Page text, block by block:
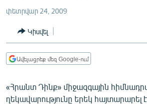
ՀԱՍԱՐԱԿՈՒԹՅՈՒՆ
ՏՆՏԵՍՈՒԹՅՈՒՆ
ՊԱՏԵՐԱԶՄԻ 6 ՇԱԲԱԹՆԵՐԸ
փետրվար 24, 2009
Կիսվել
Ավելացրեք մեզ Google-ում
«Հրանտ Դինք» միջազգային
ղեկավարությունը երեկ